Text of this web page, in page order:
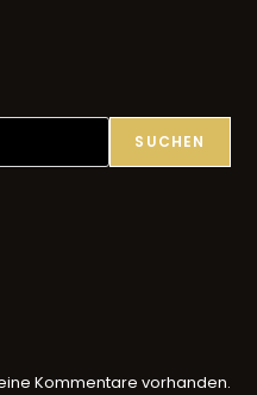
SUCHEN
Kommentare vorhanden.